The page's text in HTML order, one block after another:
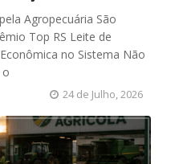
Agropecuária São
Top RS Leite de
no Sistema Não
24 de Julho, 2026